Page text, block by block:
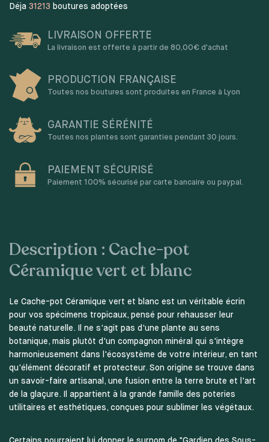
Déja 31213 boutures adoptées
LIVRAISON OFFERTE
La livraison est offerte à partir de 80,00€ d'achat
PRODUCTION FRANÇAISE
Toutes nos boutures sont produites en France à Lyon
GARANTIE SÉRÉNITÉ
Toutes nos plantes sont garanties pendant 30 jours.
PAIEMENT SÉCURISÉ
Paiement 100% sécurisé par carte bancaire ou paypal.
Description : Cache-pot
Céramique vert et blanc
Le Cache-pot Céramique vert et blanc est un véritable écrin
pour vos spécimens tropicaux, pensé pour rehausser leur
beauté naturelle. Il ne s'agit pas d'une plante au sens
botanique, mais plutôt d'un compagnon minéral qui s'intègre
harmonieusement dans l'écosystème de votre intérieur, en tant
qu'élément décoratif et protecteur. Son origine se trouve dans
un savoir-faire artisanal, une fusion entre la terre brute et l'art
de la glaçure. Il appartient à la grande famille des poteries
utilitaires et esthétiques, conçues pour sublimer les végétaux.